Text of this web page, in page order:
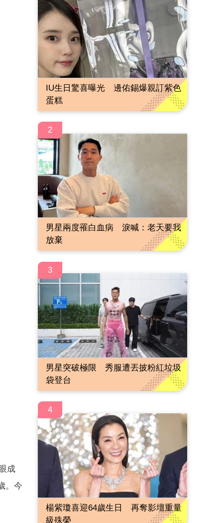
成
。今
IU生日驚喜曝光 邊佑錫爆親訂紫色
蛋糕
2
男星兩度罹白血病 淚喊：老天要我
放棄
3
男星突破極限 秀服遭丟披粉紅垃圾
袋登台
4
楊紫瓊喜迎64歲生日 再奪影壇重量
級殊榮